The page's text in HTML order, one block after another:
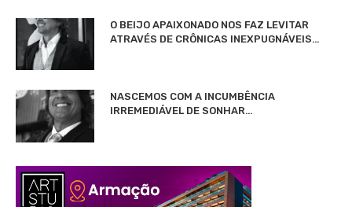
O BEIJO APAIXONADO NOS FAZ LEVITAR
ATRAVÉS DE CRÔNICAS INEXPUGNÁVEIS…
NASCEMOS COM A INCUMBÊNCIA
IRREMEDIÁVEL DE SONHAR…